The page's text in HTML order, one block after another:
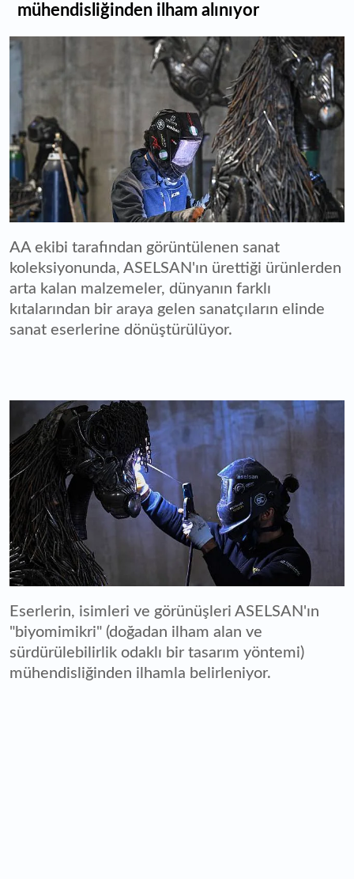
mühendisliğinden ilham alınıyor
AA ekibi tarafından görüntülenen sanat
koleksiyonunda, ASELSAN'ın ürettiği ürünlerden
arta kalan malzemeler, dünyanın farklı
kıtalarından bir araya gelen sanatçıların elinde
sanat eserlerine dönüştürülüyor.
Eserlerin, isimleri ve görünüşleri ASELSAN'ın
"biyomimikri" (doğadan ilham alan ve
sürdürülebilirlik odaklı bir tasarım yöntemi)
mühendisliğinden ilhamla belirleniyor.